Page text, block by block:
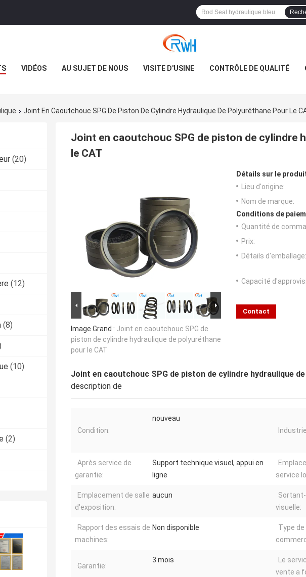
VIDÉOS AU SUJET DE NOUS VISITE D'USINE CONTRÔLE DE QUALITÉ
Joint En Caoutchouc SPG De Piston De Cylindre Hydraulique De Polyuréthane Pour Le
(20)
(12)
(8)
(10)
(2)
Joint en caoutchouc SPG de piston de cylindre
le CAT
Image Grand : Joint en caoutchouc SPG de
piston de cylindre hydraulique de polyuréthane
pour le CAT
Détails sur le
Lieu d'origine:
Nom de marque:
Conditions de
Quantité de
Prix:
Détails d'emballage:
Capacité
Contact
Joint en caoutchouc SPG de piston de cylindre hydraulique
description de
Condition:
nouveau
Après service de
garantie:
Support technique visuel, appui en
ligne
service
Emplacement de salle
d'exposition:
aucun
visuelle:
Rapport des essais de
machines:
Non disponible
Type de
Garantie:
3 mois
Le
vente a